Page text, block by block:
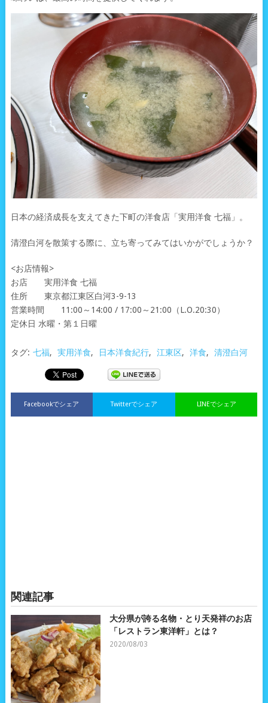
日本の経済成長を支えてきた下町の洋食店「実用洋食 七福」。
清澄白河を散策する際に、立ち寄ってみてはいかがでしょうか？
<お店情報>
お店 実用洋食 七福
住所 東京都江東区白河3-9-13
営業時間 11:00～14:00 / 17:00～21:00（L.O.20:30）
定休日 水曜・第１日曜
タグ: 七福, 実用洋食, 日本洋食紀行, 江東区, 洋食, 清澄白河
Facebookでシェア LINEでシェア
Twitterでシェア
関連記事
大分県が誇る名物・とり天発祥のお店
「レストラン東洋軒」とは？
2020/08/03